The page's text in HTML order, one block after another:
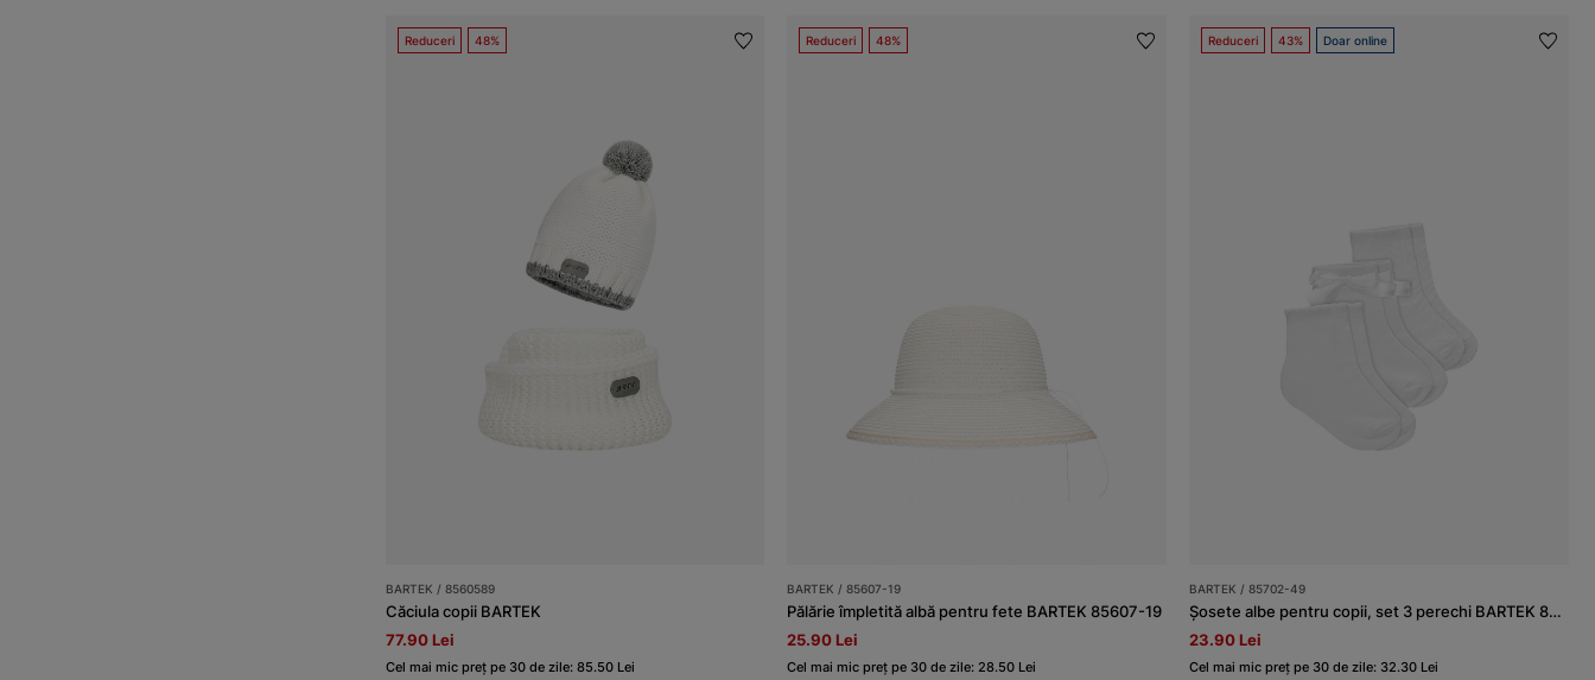
Reduceri 48%
BARTEK / 8560589
Căciula copii BARTEK
77.90 Lei
Cel mai mic preț pe 30 de zile: 85.50 Lei
Reduceri 48%
BARTEK / 85607-19
Pălărie împletită albă pentru fete BARTEK 85607-19
25.90 Lei
Cel mai mic preț pe 30 de zile: 28.50 Lei
Reduceri 43% Doar online
BARTEK / 85702-49
Șosete albe pentru copii, set 3 perechi BARTEK 85702-49
23.90 Lei
Cel mai mic preț pe 30 de zile: 32.30 Lei